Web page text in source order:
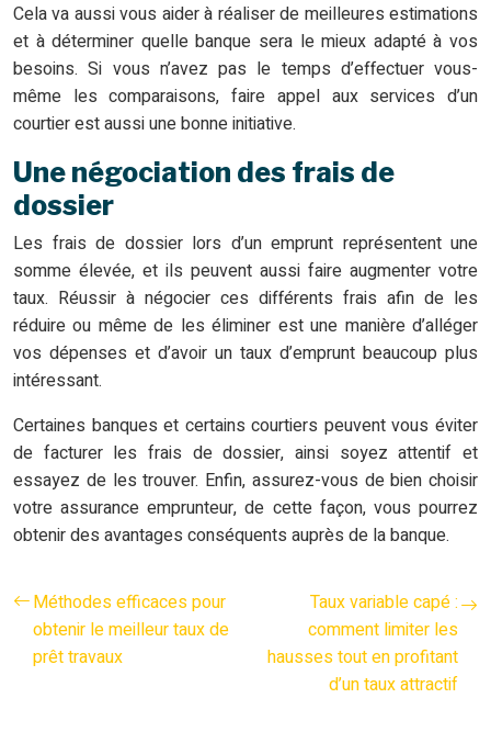
Cela va aussi vous aider à réaliser de meilleures estimations
et à déterminer quelle banque sera le mieux adapté à vos
besoins. Si vous n’avez pas le temps d’effectuer vous-
même les comparaisons, faire appel aux services d’un
courtier est aussi une bonne initiative.
Une négociation des frais de
dossier
Les frais de dossier lors d’un emprunt représentent une
somme élevée, et ils peuvent aussi faire augmenter votre
taux. Réussir à négocier ces différents frais afin de les
réduire ou même de les éliminer est une manière d’alléger
vos dépenses et d’avoir un taux d’emprunt beaucoup plus
intéressant.
Certaines banques et certains courtiers peuvent vous éviter
de facturer les frais de dossier, ainsi soyez attentif et
essayez de les trouver. Enfin, assurez-vous de bien choisir
votre assurance emprunteur, de cette façon, vous pourrez
obtenir des avantages conséquents auprès de la banque.
Méthodes efficaces pour
obtenir le meilleur taux de
prêt travaux
Taux variable capé :
comment limiter les
hausses tout en profitant
d’un taux attractif